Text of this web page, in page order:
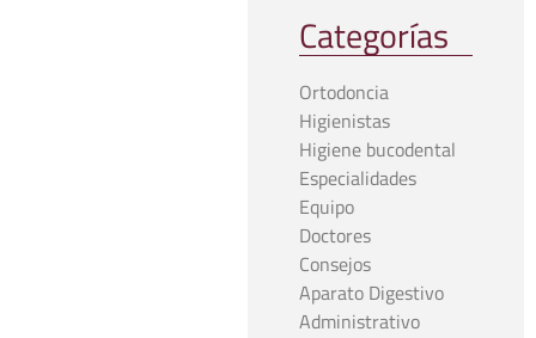
Categorías
Ortodoncia
Higienistas
Higiene bucodental
Especialidades
Equipo
Doctores
Consejos
Aparato Digestivo
Administrativo